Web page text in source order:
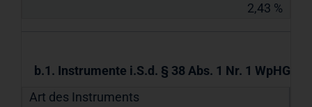
2,43 %
b.1. Instrumente i.S.d. § 38 Abs. 1 Nr. 1 WpHG
Art des Instruments